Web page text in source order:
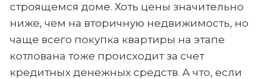
строящемся доме. Хоть цены значительно
ниже, чем на вторичную недвижимость, но
чаще всего покупка квартиры на этапе
котлована тоже происходит за счет
кредитных денежных средств. А что, если